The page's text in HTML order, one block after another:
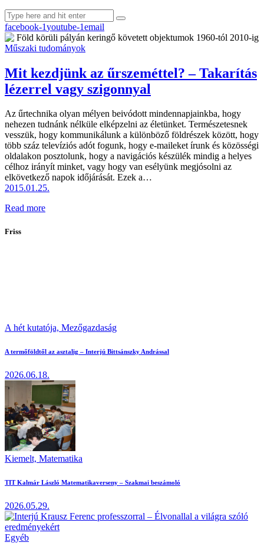
facebook-1youtube-1email
Műszaki tudományok
Mit kezdjünk az űrszeméttel? – Takarítás
lézerrel vagy szigonnyal
Az űrtechnika olyan mélyen beivódott mindennapjainkba, hogy
nehezen tudnánk nélküle elképzelni az életünket. Természetesnek
vesszük, hogy kommunikálunk a különböző földrészek között, hogy
több száz televíziós adót fogunk, hogy e-maileket írunk és közösségi
oldalakon posztolunk, hogy a navigációs készülék mindig a helyes
célhoz irányít minket, vagy hogy van esélyünk megjósolni az
elkövetkező napok időjárását. Ezek a…
2015.01.25.
Read more
Friss
A hét kutatója, Mezőgazdaság
A termőföldtől az asztalig – Interjú Bittsánszky Andrással
2026.06.18.
Kiemelt, Matematika
TIT Kalmár László Matematikaverseny – Szakmai beszámoló
2026.05.29.
Egyéb